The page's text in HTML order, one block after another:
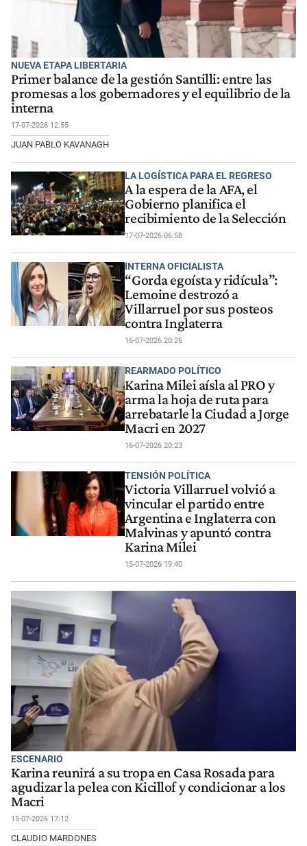
NUEVA ETAPA LIBERTARIA
Primer balance de la gestión Santilli: entre las
promesas a los gobernadores y el equilibrio de la
interna
17-07-2026 12:55
JUAN PABLO KAVANAGH
LA LOGÍSTICA PARA EL REGRESO
A la espera de la AFA, el
Gobierno planifica el
recibimiento de la Selección
17-07-2026 06:58
INTERNA OFICIALISTA
“Gorda egoísta y ridícula”:
Lemoine destrozó a
Villarruel por sus posteos
contra Inglaterra
16-07-2026 20:26
REARMADO POLÍTICO
Karina Milei aísla al PRO y
arma la hoja de ruta para
arrebatarle la Ciudad a Jorge
Macri en 2027
16-07-2026 20:23
TENSIÓN POLÍTICA
Victoria Villarruel volvió a
vincular el partido entre
Argentina e Inglaterra con
Malvinas y apuntó contra
Karina Milei
15-07-2026 19:40
ESCENARIO
Karina reunirá a su tropa en Casa Rosada para
agudizar la pelea con Kicillof y condicionar a los
Macri
15-07-2026 17:12
CLAUDIO MARDONES